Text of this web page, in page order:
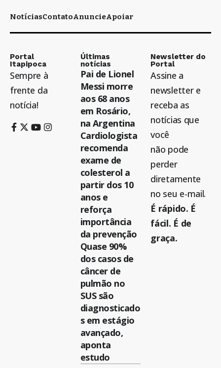
NotíciasContatoAnuncieApoiar
Portal
Itapipoca
Sempre à
frente da
notícia!
Últimas
notícias
Pai de Lionel
Messi morre
aos 68 anos
em Rosário,
na Argentina
Cardiologista
recomenda
exame de
colesterol a
partir dos 10
anos e
reforça
importância
da prevenção
Quase 90%
dos casos de
câncer de
pulmão no
SUS são
diagnosticado
s em estágio
avançado,
aponta
estudo
Newsletter do
Portal
Assine a
newsletter e
receba as
notícias que
você
não pode
perder
diretamente
no seu e-mail.
É rápido. É
fácil. É de
graça.